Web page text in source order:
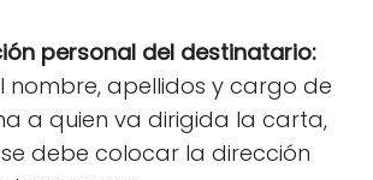
personal del destinatario:
nombre, apellidos y cargo de
a quien va dirigida la carta,
debe colocar la dirección